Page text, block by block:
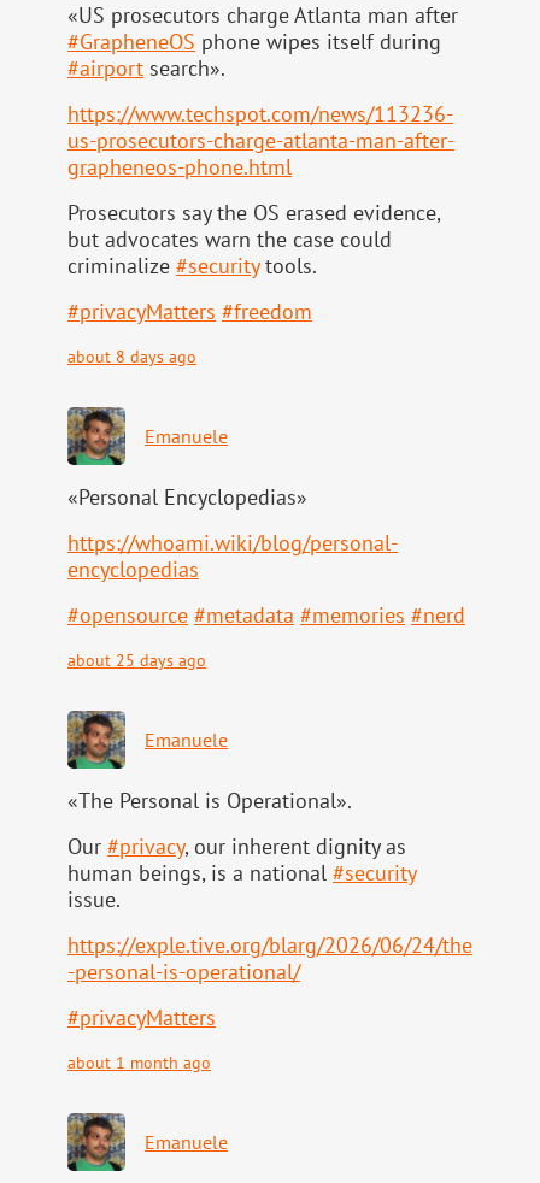
«US prosecutors charge Atlanta man after
#GrapheneOS phone wipes itself during
#airport search».
https://www.techspot.com/news/113236-
us-prosecutors-charge-atlanta-man-after-
grapheneos-phone.html
Prosecutors say the OS erased evidence,
but advocates warn the case could
criminalize #securitytools.
#privacyMatters #freedom
about 8 days ago
Emanuele
«Personal Encyclopedias»
https://whoami.wiki/blog/personal-
encyclopedias
#opensource #metadata #memories #nerd
about 25 days ago
Emanuele
«The Personal is Operational».
Our #privacy, our inherent dignity as
human beings, is a national #security
issue.
https://exple.tive.org/blarg/2026/06/24/the
-personal-is-operational/
#privacyMatters
about 1 month ago
Emanuele